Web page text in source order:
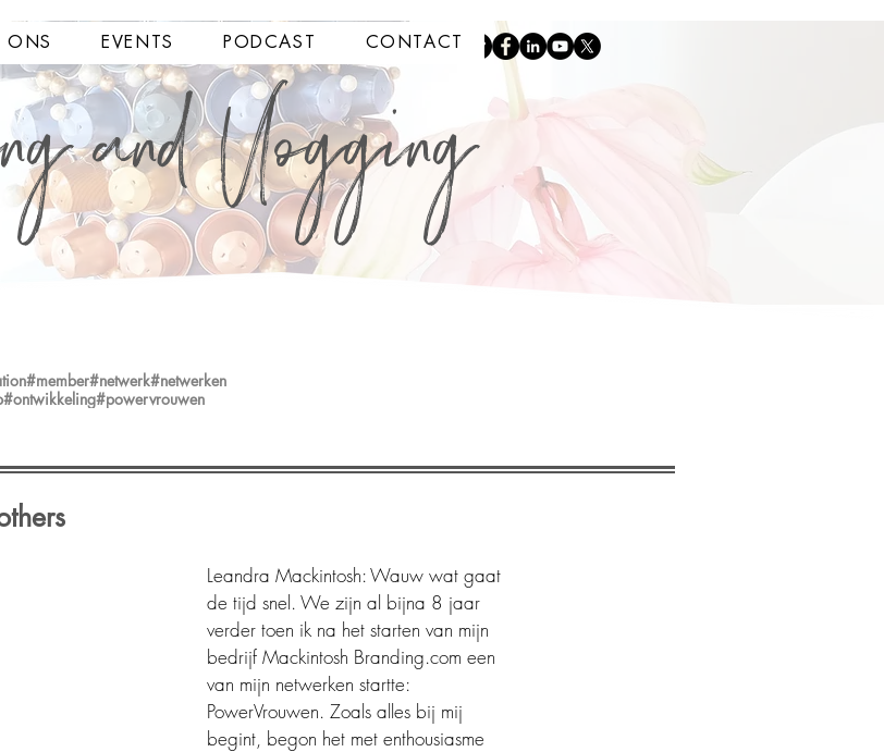
ONS EVENTS PODCAST CONTACT
and Vlogging
#member#netwerk#netwerken
#ontwikkeling#powervrouwen
Leandra Mackintosh: Wauw wat gaat
de tijd snel. We zijn al bijna 8 jaar
verder toen ik na het starten van mijn
bedrijf Mackintosh Branding.com een
van mijn netwerken startte:
PowerVrouwen. Zoals alles bij mij
begint, begon het met enthousiasme